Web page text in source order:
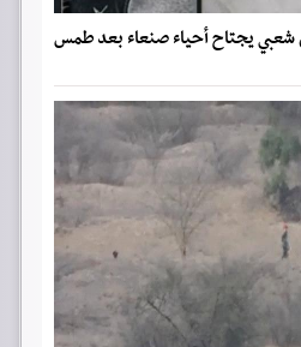
شعبي يجتاح أحياء صنعاء بعد طمس